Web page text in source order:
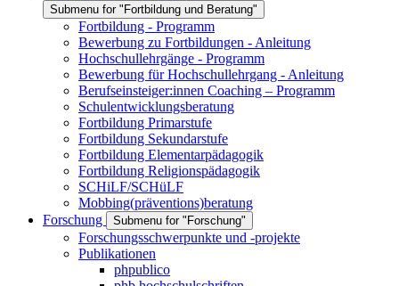
Submenu for "Fortbildung und Beratung"
Fortbildung - Programm
Bewerbung zu Fortbildungen - Anleitung
Hochschullehrgänge - Programm
Bewerbung für Hochschullehrgang - Anleitung
Berufseinsteiger:innen Coaching – Programm
Schulentwicklungsberatung
Fortbildung Primarstufe
Fortbildung Sekundarstufe
Fortbildung Elementarpädagogik
Fortbildung Religionspädagogik
SCHiLF/SCHüLF
Mobbing(präventions)beratung
Forschung
Submenu for "Forschung"
Forschungsschwerpunkte und -projekte
Publikationen
phpublico